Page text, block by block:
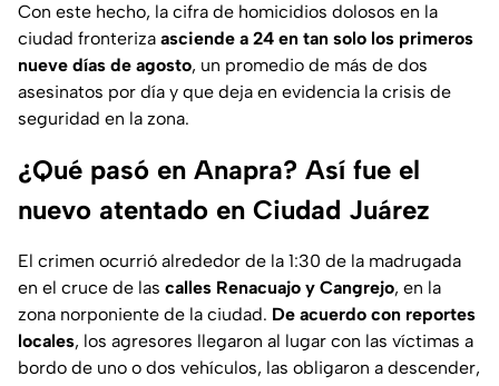
Con este hecho, la cifra de homicidios dolosos en la
ciudad fronteriza asciende a 24 en tan solo los primeros
nueve días de agosto, un promedio de más de dos
asesinatos por día y que deja en evidencia la crisis de
seguridad en la zona.
¿Qué pasó en Anapra? Así fue el
nuevo atentado en Ciudad Juárez
El crimen ocurrió alrededor de la 1:30 de la madrugada
en el cruce de las calles Renacuajo y Cangrejo, en la
zona norponiente de la ciudad. De acuerdo con reportes
locales, los agresores llegaron al lugar con las víctimas a
bordo de uno o dos vehículos, las obligaron a descender,